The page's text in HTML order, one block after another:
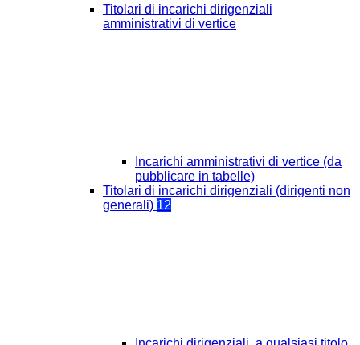
Titolari di incarichi dirigenziali
amministrativi di vertice
Incarichi amministrativi di vertice (da
pubblicare in tabelle)
Titolari di incarichi dirigenziali (dirigenti non
generali) 12